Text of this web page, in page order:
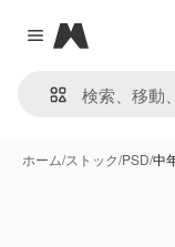
Close menu
Magnific
ホーム/ストック/PSD/中